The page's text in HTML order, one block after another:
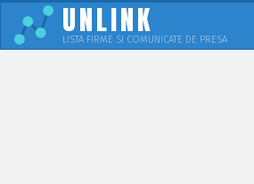
UNLINK
LISTA FIRME SI COMUNICATE DE PRESA